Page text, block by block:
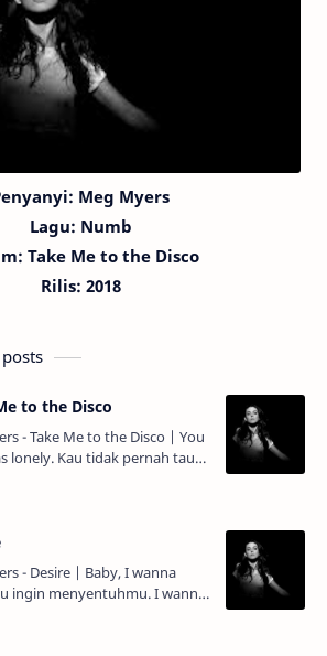
Meg Myers
Lagu: Numb
Take Me to the Disco
Rilis: 2018
to the Disco
Take Me to the Disco | You
lonely. Kau tidak pernah tau
never knew me at all. Kau
| Baby, I wanna
ingin menyentuhmu. I wanna
ingin bernafas sesuai